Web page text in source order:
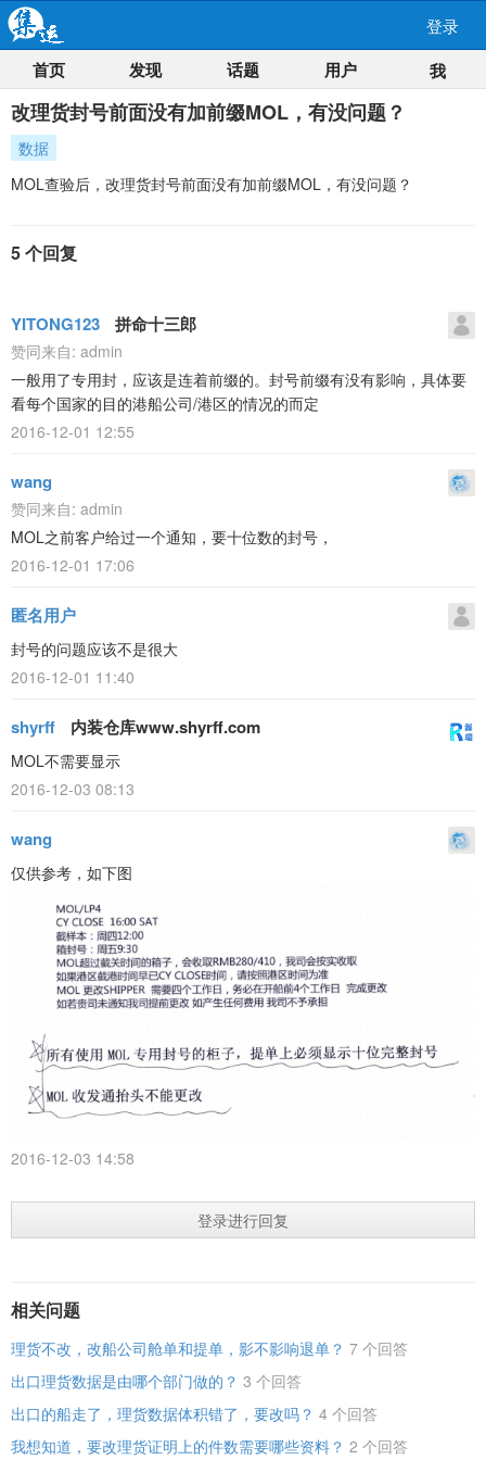
登录
首页 发现 话题 用户 我
改理货封号前面没有加前缀MOL，有没问题？
数据
MOL查验后，改理货封号前面没有加前缀MOL，有没问题？
5 个回复
YITONG123 拼命十三郎
赞同来自: admin
一般用了专用封，应该是连着前缀的。封号前缀有没有影响，具体要
看每个国家的目的港船公司/港区的情况的而定
2016-12-01 12:55
wang
赞同来自: admin
MOL之前客户给过一个通知，要十位数的封号，
2016-12-01 17:06
匿名用户
封号的问题应该不是很大
2016-12-01 11:40
shyrff 内装仓库www.shyrff.com
MOL不需要显示
2016-12-03 08:13
wang
仅供参考，如下图
2016-12-03 14:58
登录进行回复
相关问题
理货不改，改船公司舱单和提单，影不影响退单？ 7 个回答
出口理货数据是由哪个部门做的？ 3 个回答
出口的船走了，理货数据体积错了，要改吗？ 4 个回答
我想知道，要改理货证明上的件数需要哪些资料？ 2 个回答